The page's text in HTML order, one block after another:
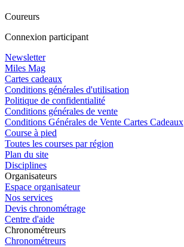
Coureurs
Connexion participant
Newsletter
Miles Mag
Cartes cadeaux
Conditions générales d'utilisation
Politique de confidentialité
Conditions générales de vente
Conditions Générales de Vente Cartes Cadeaux
Course à pied
Toutes les courses par région
Plan du site
Disciplines
Organisateurs
Espace organisateur
Nos services
Devis chronométrage
Centre d'aide
Chronométreurs
Chronométreurs